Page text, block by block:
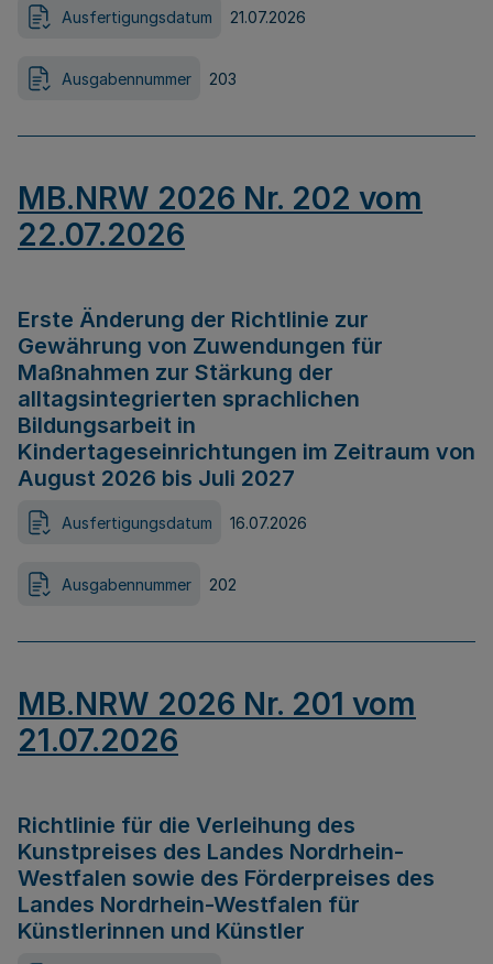
Ausfertigungsdatum 21.07.2026
Ausgabennummer 203
MB.NRW 2026 Nr. 202 vom
22.07.2026
Erste Änderung der Richtlinie zur
Gewährung von Zuwendungen für
Maßnahmen zur Stärkung der
alltagsintegrierten sprachlichen
Bildungsarbeit in
Kindertageseinrichtungen im Zeitraum von
August 2026 bis Juli 2027
Ausfertigungsdatum 16.07.2026
Ausgabennummer 202
MB.NRW 2026 Nr. 201 vom
21.07.2026
Richtlinie für die Verleihung des
Kunstpreises des Landes Nordrhein-
Westfalen sowie des Förderpreises des
Landes Nordrhein-Westfalen für
Künstlerinnen und Künstler